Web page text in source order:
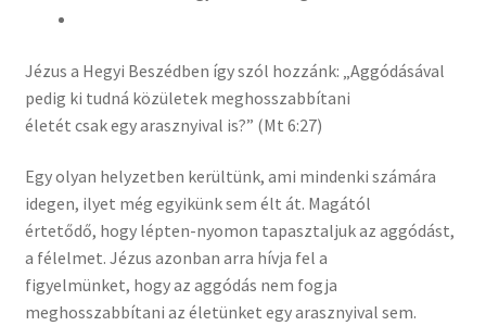
Jézus a Hegyi Beszédben így szól hozzánk: „Aggódásával
pedig ki tudná közületek meghosszabbítani
életét csak egy arasznyival is?” (Mt 6:27)
Egy olyan helyzetben kerültünk, ami mindenki számára
idegen, ilyet még egyikünk sem élt át. Magától
értetődő, hogy lépten-nyomon tapasztaljuk az aggódást,
a félelmet. Jézus azonban arra hívja fel a
figyelmünket, hogy az aggódás nem fogja
meghosszabbítani az életünket egy arasznyival sem.